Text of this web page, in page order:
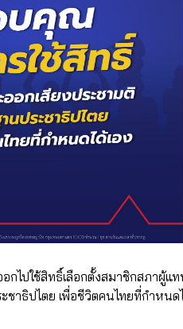
ไปใช้สิทธิ์เลือกตั้งสมาชิกสภาผู้แ
าธิปไตย เพื่อชีวิตคนไทยที่กำหนดไ